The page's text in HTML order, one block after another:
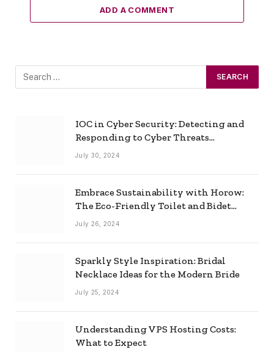
ADD A COMMENT
IOC in Cyber Security: Detecting and
Responding to Cyber Threats
Effectively
July 30, 2024
Embrace Sustainability with Horow:
The Eco-Friendly Toilet and Bidet
Combo
July 26, 2024
Sparkly Style Inspiration: Bridal
Necklace Ideas for the Modern Bride
July 25, 2024
Understanding VPS Hosting Costs:
What to Expect